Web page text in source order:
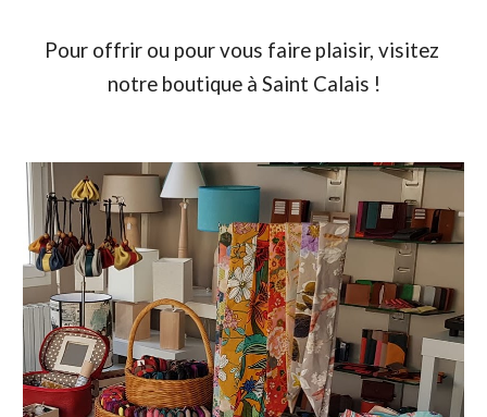
Pour offrir ou pour vous faire plaisir, visitez
notre boutique à Saint Calais !